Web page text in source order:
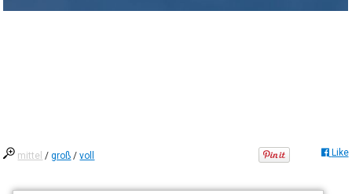
mittel /groß /voll Like